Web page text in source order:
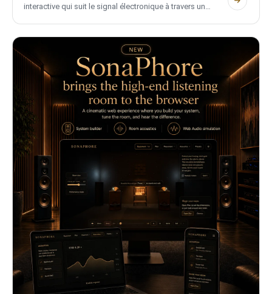
interactive qui suit le signal électronique à travers un
est bilingue, ne nécessite aucun compte et n'utilise aucun
traceur.